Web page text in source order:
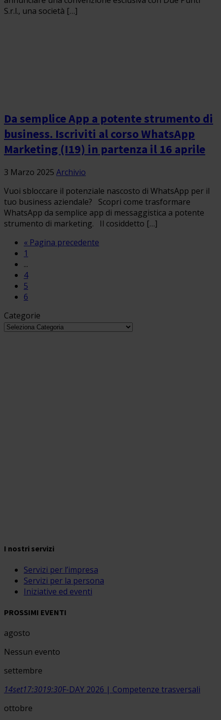
S.r.l., una società […]
Da semplice App a potente strumento di
business. Iscriviti al corso WhatsApp
Marketing (I19) in partenza il 16 aprile
3 Marzo 2025 Archivio
Vuoi sbloccare il potenziale nascosto di WhatsApp per il
tuo business aziendale? Scopri come trasformare
WhatsApp da semplice app di messaggistica a potente
strumento di marketing. Il cosiddetto […]
« Pagina precedente
1
...
4
5
6
Categorie
I nostri servizi
Servizi per l’impresa
Servizi per la persona
Iniziative ed eventi
PROSSIMI EVENTI
agosto
Nessun evento
settembre
14set17:3019:30F-DAY 2026 | Competenze trasversali
ottobre